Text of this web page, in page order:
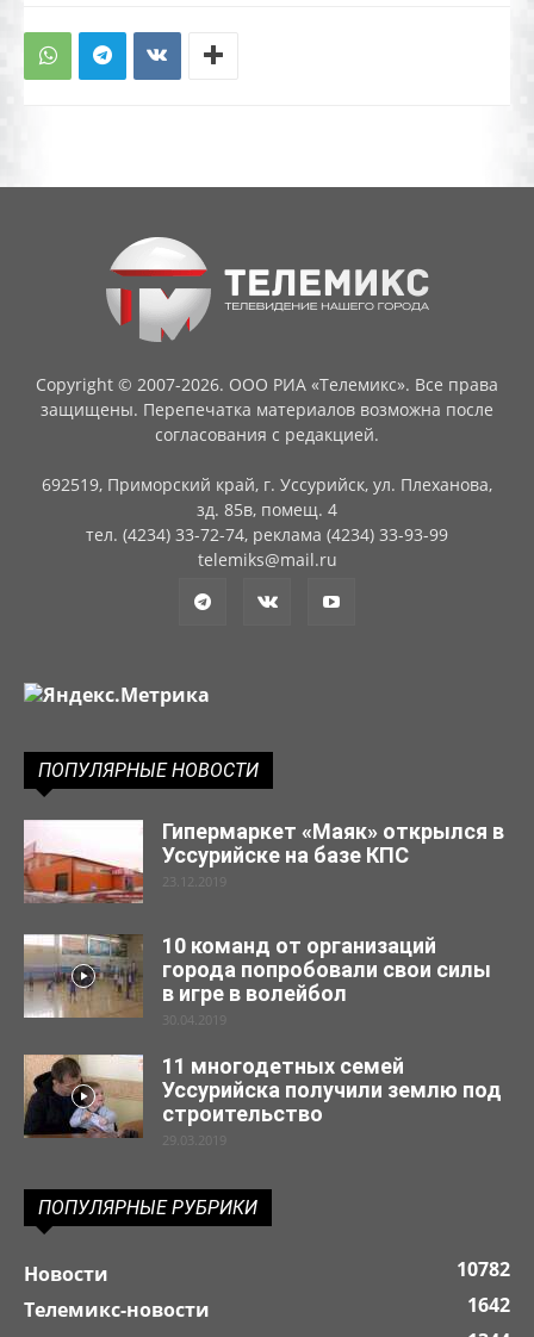
Copyright © 2007-2026. ООО РИА «Телемикс». Все права
защищены. Перепечатка материалов возможна после
согласования с редакцией.
692519, Приморский край, г. Уссурийск, ул. Плеханова,
зд. 85в, помещ. 4
тел. (4234) 33-72-74, реклама (4234) 33-93-99
telemiks@mail.ru
ПОПУЛЯРНЫЕ НОВОСТИ
Гипермаркет «Маяк» открылся в
Уссурийске на базе КПС
23.12.2019
10 команд от организаций
города попробовали свои силы
в игре в волейбол
30.04.2019
11 многодетных семей
Уссурийска получили землю под
строительство
29.03.2019
ПОПУЛЯРНЫЕ РУБРИКИ
Новости
10782
Телемикс-новости
1642